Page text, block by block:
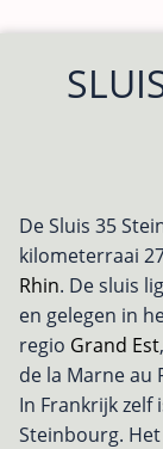
De Sluis 35
kilometerraai
Rhin. De sluis
en gelegen in
regio Grand Est
de la Marne au
In Frankrijk zelf
Steinbourg.